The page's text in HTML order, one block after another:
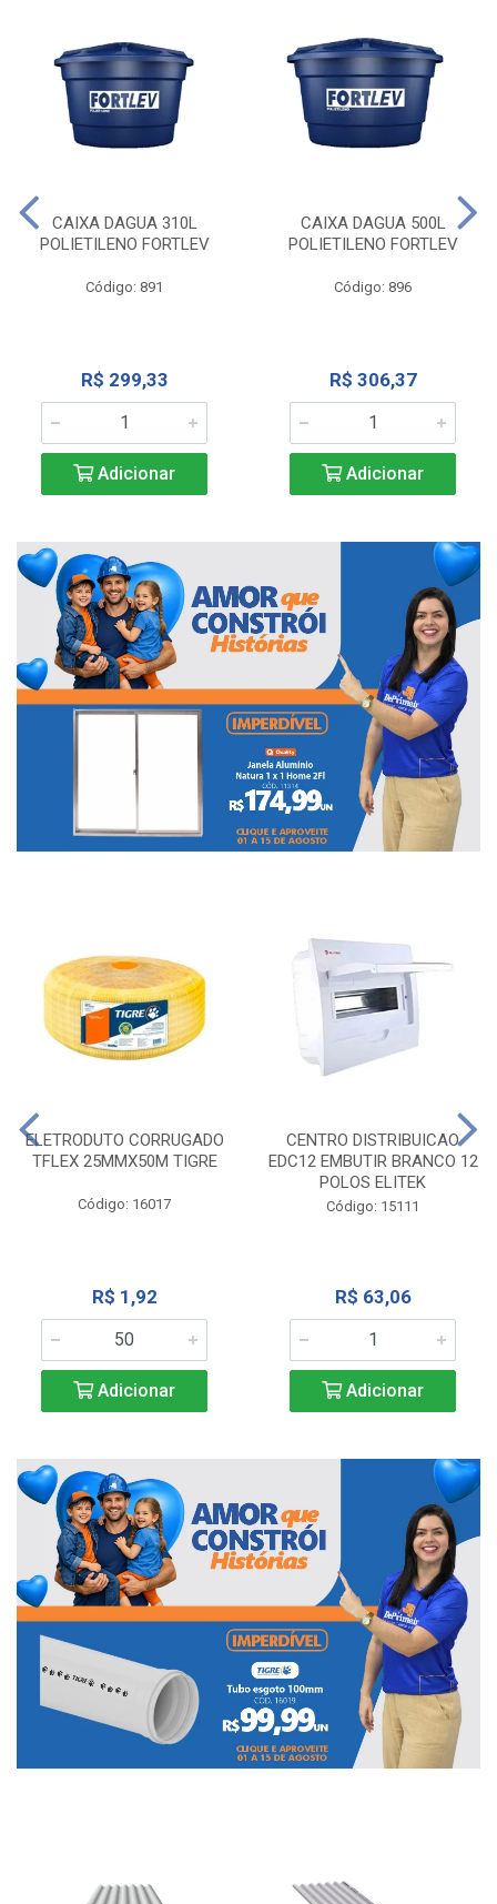
CAIXA DAGUA 310L
POLIETILENO FORTLEV
Código: 891
R$ 299,33
Adicionar
CAIXA DAGUA 500L
POLIETILENO FORTLEV
Código: 896
R$ 306,37
Adicionar
ELETRODUTO CORRUGADO
TFLEX 25MMX50M TIGRE
Código: 16017
R$ 1,92
Adicionar
CENTRO DISTRIBUICAO
EDC12 EMBUTIR BRANCO 12
POLOS ELITEK
Código: 15111
R$ 63,06
Adicionar